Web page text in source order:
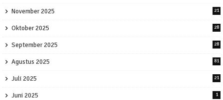
November 2025 21
Oktober 2025 28
September 2025 28
Agustus 2025 81
Juli 2025 21
Juni 2025 1